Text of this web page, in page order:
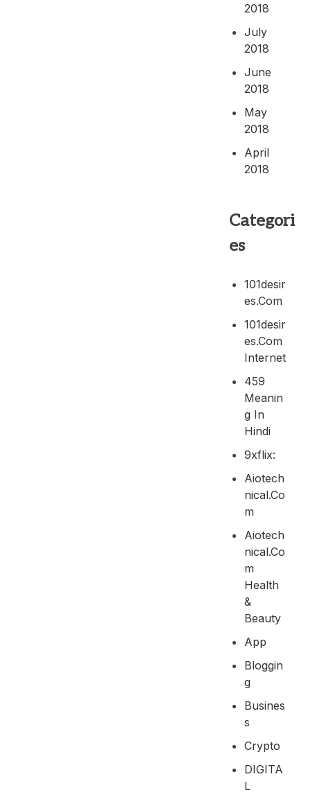
2018
July
2018
June
2018
May
2018
April
2018
Categori
es
101desir
Es.com
101desir
Es.com
Internet
459
Meanin
G In
Hindi
9xflix:
Aiotech
Nical.co
M
Aiotech
Nical.co
M
Health
&
Beauty
App
Bloggin
G
Busines
S
Crypto
DIGITA
L